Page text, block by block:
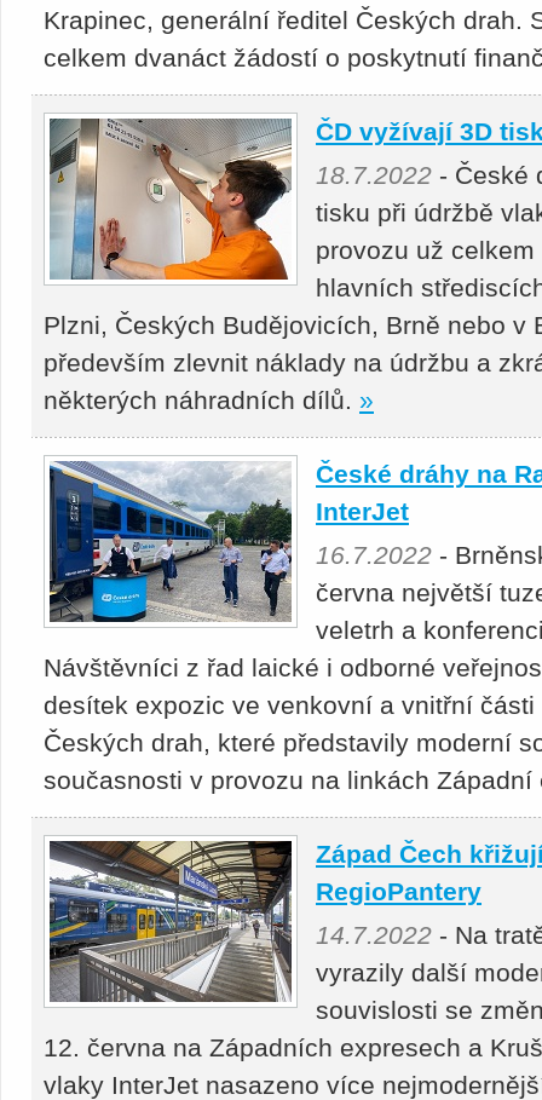
Krapinec, generální ředitel Českých drah.
celkem dvanáct žádostí o poskytnutí
ČD vyžívají 3D
18.7.2022 - České
tisku při údržbě
provozu už
hlavních
Plzni, Českých Budějovicích, Brně nebo v
především zlevnit náklady na údržbu a
některých náhradních dílů. »
České dráhy na
InterJet
16.7.2022 -
června největší
veletrh a
Návštěvníci z řad laické i odborné
desítek expozic ve venkovní a vnitřní
Českých drah, které představily moderní
současnosti v provozu na linkách Západní
Západ Čech
RegioPantery
14.7.2022 - Na
vyrazily další
souvislosti se
12. června na Západních expresech a
vlaky InterJet nasazeno více